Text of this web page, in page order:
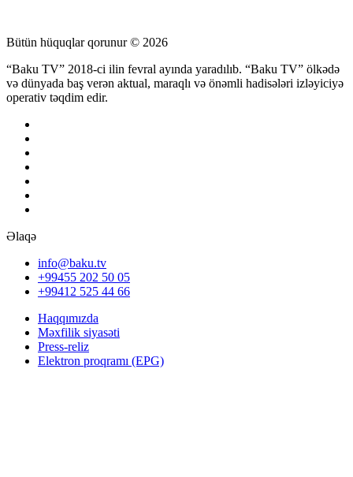
Bütün hüquqlar qorunur © 2026
“Baku TV” 2018-ci ilin fevral ayında yaradılıb. “Baku TV” ölkədə
və dünyada baş verən aktual, maraqlı və önəmli hadisələri izləyiciyə
operativ təqdim edir.
Əlaqə
info@baku.tv
+99455 202 50 05
+99412 525 44 66
Haqqımızda
Məxfilik siyasəti
Press-reliz
Elektron proqramı (EPG)